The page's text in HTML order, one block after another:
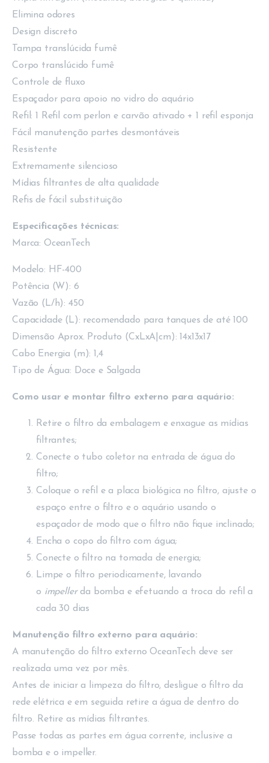
Elimina odores
Design discreto
Tampa translúcida fumê
Corpo translúcido fumê
Controle de fluxo
Espaçador para apoio no vidro do aquário
Refil: 1 Refil com perlon e carvão ativado + 1 refil esponja
Fácil manutenção partes desmontáveis
Resistente
Extremamente silencioso
Mídias filtrantes de alta qualidade
Refis de fácil substituição
Especificações técnicas:
Marca: OceanTech
Modelo: HF-400
Potência (W): 6
Vazão (L/h): 450
Capacidade (L): recomendado para tanques de até 100
Dimensão Aprox. Produto (CxLxA|cm): 14x13x17
Cabo Energia (m): 1,4
Tipo de Água: Doce e Salgada
Como usar e montar filtro externo para aquário:
Retire o filtro da embalagem e enxague as mídias
filtrantes;
Conecte o tubo coletor na entrada de água do
filtro;
Coloque o refil e a placa biológica no filtro, ajuste o
espaço entre o filtro e o aquário usando o
espaçador de modo que o filtro não fique inclinado;
Encha o copo do filtro com água;
Conecte o filtro na tomada de energia;
Limpe o filtro periodicamente, lavando
o impellerda bomba e efetuando a troca do refil a
cada 30 dias
Manutenção filtro externo para aquário:
A manutenção do filtro externo OceanTech deve ser
realizada uma vez por mês.
Antes de iniciar a limpeza do filtro, desligue o filtro da
rede elétrica e em seguida retire a água de dentro do
filtro. Retire as mídias filtrantes.
Passe todas as partes em água corrente, inclusive a
bomba e o impeller.